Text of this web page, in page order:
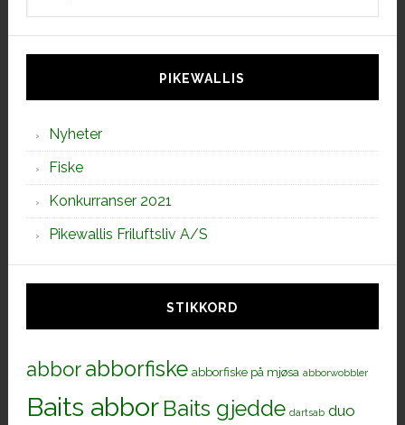
PIKEWALLIS
Nyheter
Fiske
Konkurranser 2021
Pikewallis Friluftsliv A/S
STIKKORD
abborabborfiske abborfiske på mjøsa abborwobbler
Baits abbor Baits gjedde dartsab duo